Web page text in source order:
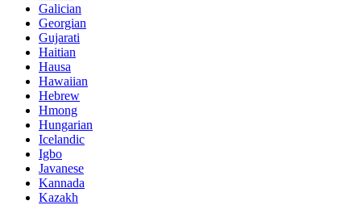
Galician
Georgian
Gujarati
Haitian
Hausa
Hawaiian
Hebrew
Hmong
Hungarian
Icelandic
Igbo
Javanese
Kannada
Kazakh